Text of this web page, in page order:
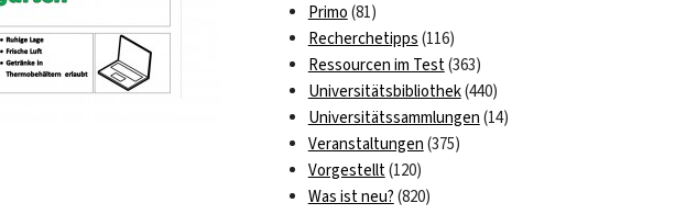
Primo (81)
Recherchetipps (116)
Ressourcen im Test(363)
Universitätsbibliothek(440)
Universitätssammlungen (14)
Veranstaltungen (375)
Vorgestellt(120)
Was ist neu? (820)